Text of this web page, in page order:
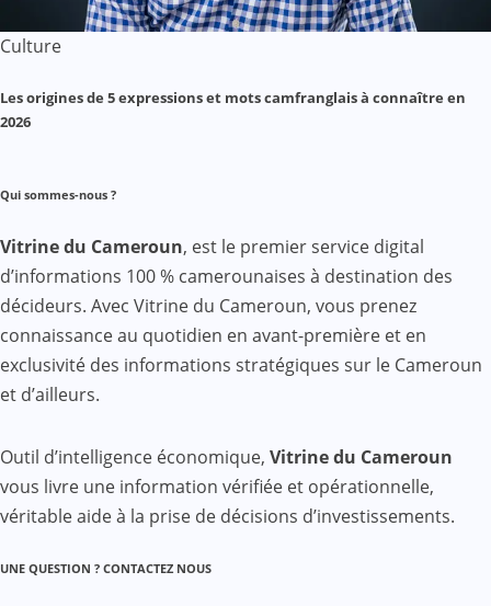
Culture
Les origines de 5 expressions et mots camfranglais à connaître en
2026
Qui sommes-nous ?
Vitrine du Cameroun, est le premier service digital
d’informations 100 % camerounaises à destination des
décideurs. Avec Vitrine du Cameroun, vous prenez
connaissance au quotidien en avant-première et en
exclusivité des informations stratégiques sur le Cameroun
et d’ailleurs.
Outil d’intelligence économique, Vitrine du Cameroun
vous livre une information vérifiée et opérationnelle,
véritable aide à la prise de décisions d’investissements.
UNE QUESTION ? CONTACTEZ NOUS